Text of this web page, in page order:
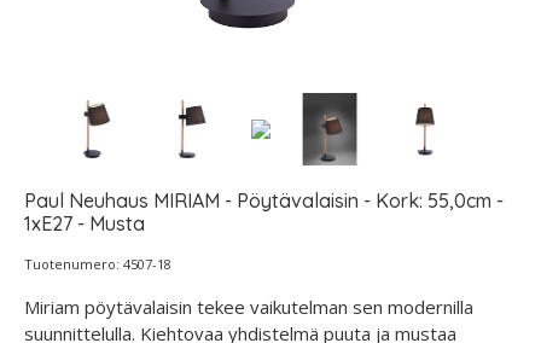
Paul Neuhaus MIRIAM - Pöytävalaisin - Kork: 55,0cm -
1xE27 - Musta
Tuotenumero: 4507-18
Miriam pöytävalaisin tekee vaikutelman sen modernilla
suunnittelulla. Kiehtovaa yhdistelmä puuta ja mustaa